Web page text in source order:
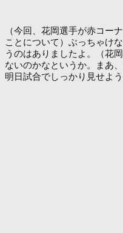
（今回、花岡選手が赤コー
ことについて）ぶっちゃけ
うのはありましたよ。（花
ないのかなというか。まあ
明日試合でしっかり見せよ